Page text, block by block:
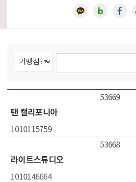
메
이
동
53669
탠 캘리포니아
1010115759
53668
라이트스튜디오
1010146664